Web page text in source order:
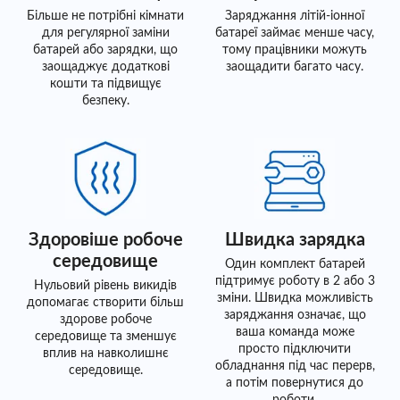
Більше не потрібні кімнати
для регулярної заміни
батарей або зарядки, що
заощаджує додаткові
кошти та підвищує
безпеку.
Заряджання літій-іонної
батареї займає менше часу,
тому працівники можуть
заощадити багато часу.
Здоровіше робоче
середовище
Нульовий рівень викидів
допомагає створити більш
здорове робоче
середовище та зменшує
вплив на навколишнє
середовище.
Швидка зарядка
Один комплект батарей
підтримує роботу в 2 або 3
зміни. Швидка можливість
заряджання означає, що
ваша команда може
просто підключити
обладнання під час перерв,
а потім повернутися до